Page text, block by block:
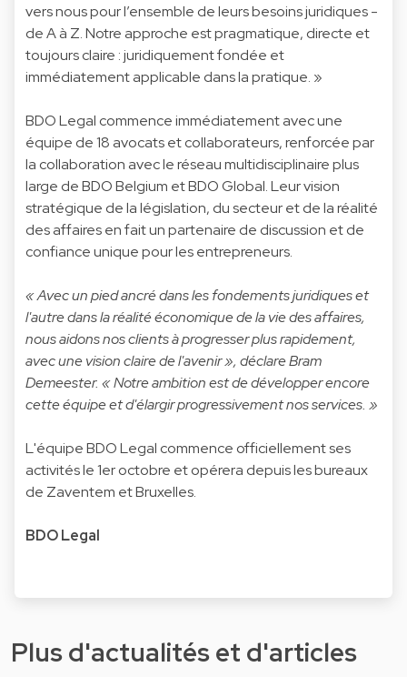
vers nous pour l’ensemble de leurs besoins juridiques -
de A à Z. Notre approche est pragmatique, directe et
toujours claire : juridiquement fondée et
immédiatement applicable dans la pratique. »
BDO Legal commence immédiatement avec une
équipe de 18 avocats et collaborateurs, renforcée par
la collaboration avec le réseau multidisciplinaire plus
large de BDO Belgium et BDO Global. Leur vision
stratégique de la législation, du secteur et de la réalité
des affaires en fait un partenaire de discussion et de
confiance unique pour les entrepreneurs.
« Avec un pied ancré dans les fondements juridiques et
l'autre dans la réalité économique de la vie des affaires,
nous aidons nos clients à progresser plus rapidement,
avec une vision claire de l'avenir », déclare Bram
Demeester. « Notre ambition est de développer encore
cette équipe et d'élargir progressivement nos services. »
L'équipe BDO Legal commence officiellement ses
activités le 1er octobre et opérera depuis les bureaux
de Zaventem et Bruxelles.
BDO Legal
Plus d'actualités et d'articles